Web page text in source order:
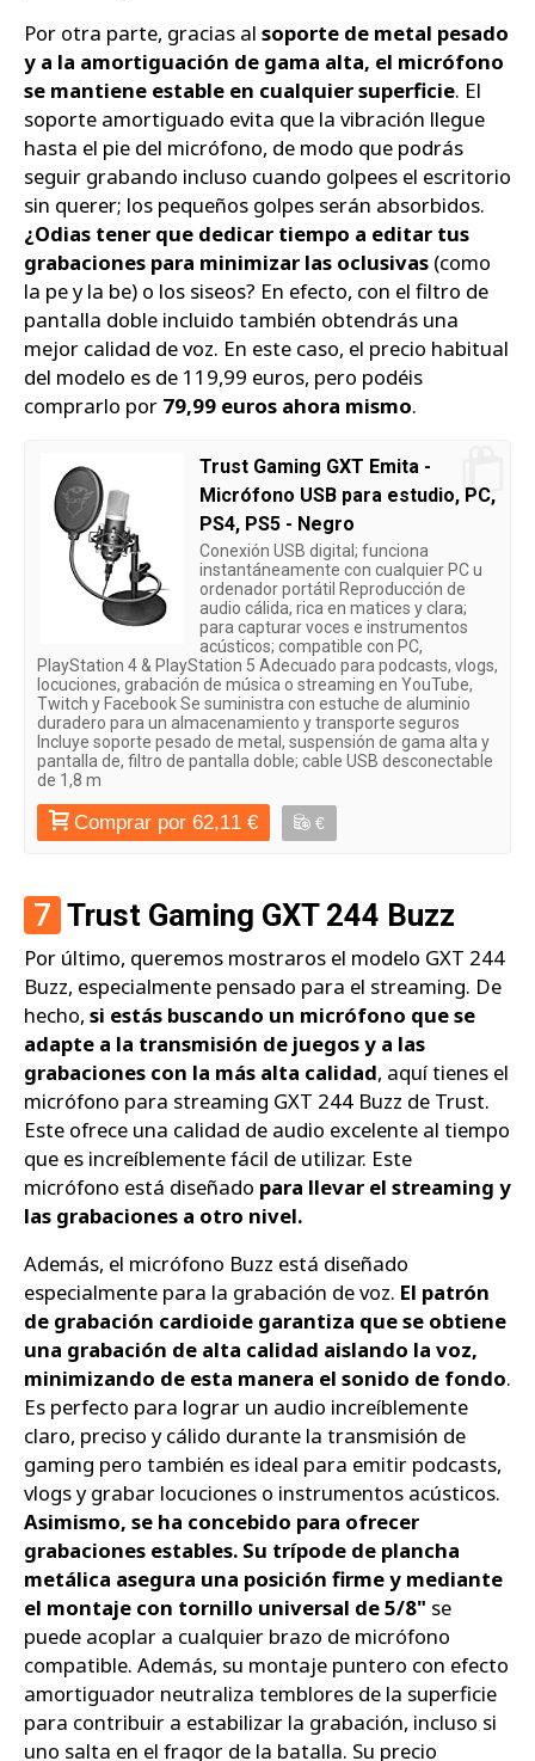
Por otra parte, gracias al soporte de metal pesado
y a la amortiguación de gama alta, el micrófono
se mantiene estable en cualquier superficie. El
soporte amortiguado evita que la vibración llegue
hasta el pie del micrófono, de modo que podrás
seguir grabando incluso cuando golpees el escritorio
sin querer; los pequeños golpes serán absorbidos.
¿Odias tener que dedicar tiempo a editar tus
grabaciones para minimizar las oclusivas (como
la pe y la be) o los siseos? En efecto, con el filtro de
pantalla doble incluido también obtendrás una
mejor calidad de voz. En este caso, el precio habitual
del modelo es de 119,99 euros, pero podéis
comprarlo por 79,99 euros ahora mismo.
Trust Gaming GXT Emita -
Micrófono USB para estudio, PC,
PS4, PS5 - Negro
Conexión USB digital; funciona
instantáneamente con cualquier PC u
ordenador portátil Reproducción de
audio cálida, rica en matices y clara;
para capturar voces e instrumentos
acústicos; compatible con PC,
PlayStation 4 & PlayStation 5 Adecuado para podcasts, vlogs,
locuciones, grabación de música o streaming en YouTube,
Twitch y Facebook Se suministra con estuche de aluminio
duradero para un almacenamiento y transporte seguros
Incluye soporte pesado de metal, suspensión de gama alta y
pantalla de, filtro de pantalla doble; cable USB desconectable
de 1,8 m
Comprar por 62,11 € €
7 Trust Gaming GXT 244 Buzz
Por último, queremos mostraros el modelo GXT 244
Buzz, especialmente pensado para el streaming. De
hecho, si estás buscando un micrófono que se
adapte a la transmisión de juegos y a las
grabaciones con la más alta calidad, aquí tienes el
micrófono para streaming GXT 244 Buzz de Trust.
Este ofrece una calidad de audio excelente al tiempo
que es increíblemente fácil de utilizar. Este
micrófono está diseñado para llevar el streaming y
las grabaciones a otro nivel.
Además, el micrófono Buzz está diseñado
especialmente para la grabación de voz. El patrón
de grabación cardioide garantiza que se obtiene
una grabación de alta calidad aislando la voz,
minimizando de esta manera el sonido de fondo.
Es perfecto para lograr un audio increíblemente
claro, preciso y cálido durante la transmisión de
gaming pero también es ideal para emitir podcasts,
vlogs y grabar locuciones o instrumentos acústicos.
Asimismo, se ha concebido para ofrecer
grabaciones estables. Su trípode de plancha
metálica asegura una posición firme y mediante
el montaje con tornillo universal de 5/8" se
puede acoplar a cualquier brazo de micrófono
compatible. Además, su montaje puntero con efecto
amortiguador neutraliza temblores de la superficie
para contribuir a estabilizar la grabación, incluso si
uno salta en el fragor de la batalla. Su precio